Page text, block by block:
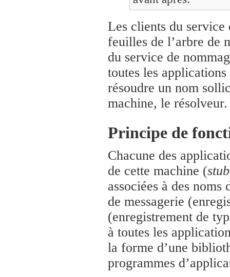
Les clients du service
feuilles de l’arbre de
du service de
toutes les
résoudre un nom
machine, le résolveur.
Principe de
Chacune des
de cette machine (
associées à des noms
de messagerie
(enregistrement de
à toutes les
la forme d’une
programmes